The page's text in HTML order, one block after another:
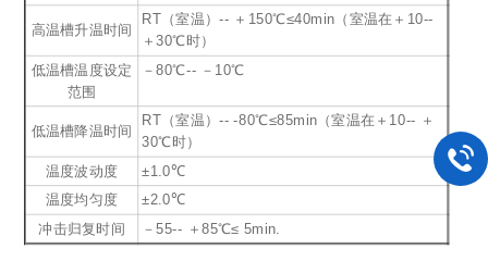
高温槽升温时间
RT（室温）-- ＋150℃≤40min（室温在＋10--
＋30℃时）
低温槽温度设定
范围
－80℃-- －10℃
低温槽降温时间
RT（室温）-- -80℃≤85min（室温在＋10-- ＋
30℃时）
温度波动度
±1.0℃
温度均匀度
±2.0℃
冲击归复时间
－55-- ＋85℃≤ 5min.